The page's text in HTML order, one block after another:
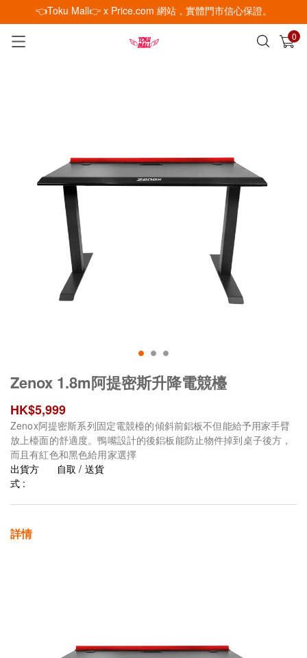
👈Toku Mall👉 x Price.com 網站，實體門市信心保證。
0
已加入購物車 查看
Zenox 1.8m阿提密斯升降電競檯
HK$5,999
Zenox阿提密斯系列固定電競檯的傾斜前鋁板不但能給予用家手臂
放上檯面的舒適度。鴨嘴設計的後鋁板能防止物件掉到桌子後方，
而且有紅色和黑色給用家選擇
出貨方
式 :
自取 / 送貨
詳情